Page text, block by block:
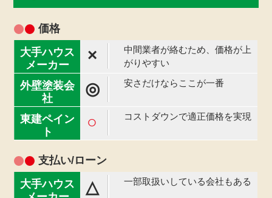
価格
×
中間業者が絡むため、価格が上
がりやすい
◎ 安さだけならここが一番
○ コストダウンで適正価格を実現
支払い/ローン
△ 一部取扱いしている会社もある